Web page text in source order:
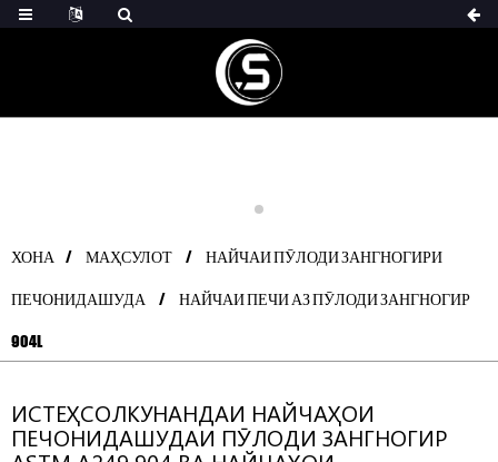
ХОНА МАҲСУЛОТ НАЙЧАИ ПӮЛОДИ ЗАНГНОГИРИ
ПЕЧОНИДАШУДА НАЙЧАИ ПЕЧИ АЗ ПӮЛОДИ ЗАНГНОГИР
904L
ИСТЕҲСОЛКУНАНДАИ НАЙЧАҲОИ
ПЕЧОНИДАШУДАИ ПӮЛОДИ ЗАНГНОГИР